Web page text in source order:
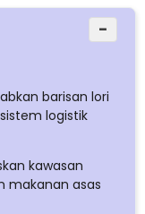
−
barisan lori
logistik
kawasan
makanan asas